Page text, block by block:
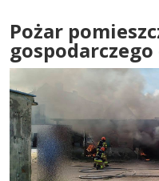
Pożar